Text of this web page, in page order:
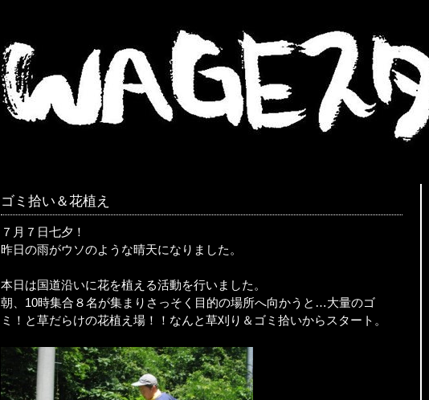
ゴミ拾い＆花植え
７月７日七夕！
昨日の雨がウソのような晴天になりました。
本日は国道沿いに花を植える活動を行いました。
朝、10時集合８名が集まりさっそく目的の場所へ向かうと…大量のゴ
ミ！と草だらけの花植え場！！なんと草刈り＆ゴミ拾いからスタート。